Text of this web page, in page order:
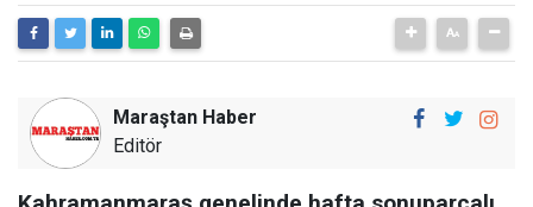
Maraştan Haber
Editör